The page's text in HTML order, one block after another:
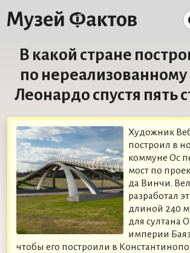
В какой стране
по нереализованному
Леонардо спустя пять
Художник
построил в
коммуне Ос
мост по
да Винчи.
разработал
длиной 240
для султана
империи
чтобы его построили в